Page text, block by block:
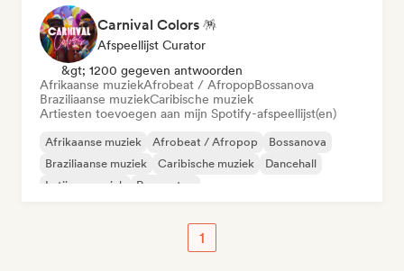
Carnival Colors 🪅
Afspeellijst Curator
&gt; 1200 gegeven antwoorden
Afrikaanse muziekAfrobeat / AfropopBossanova
Braziliaanse muziekCaribische muziek
Artiesten toevoegen aan mijn Spotify-afspeellijst(en)
Afrikaanse muziek Afrobeat / Afropop
Bossanova
Braziliaanse muziek
Caribische muziek
Dancehall
Latijnse muziek
Reggaeton
1